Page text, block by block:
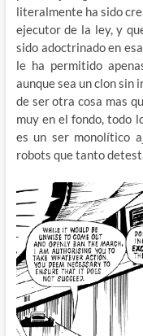
literalmente ha sido
ejecutor de la ley, y
sido adoctrinado en
le ha permitido
aunque sea un clon sin
de ser otra cosa mas
muy en el fondo, todo
es un ser monolítico
robots que tanto